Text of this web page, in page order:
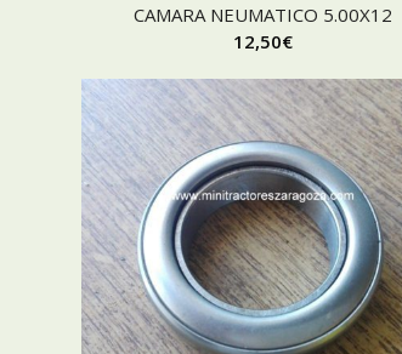
CAMARA NEUMATICO 5.00X12
12,50€